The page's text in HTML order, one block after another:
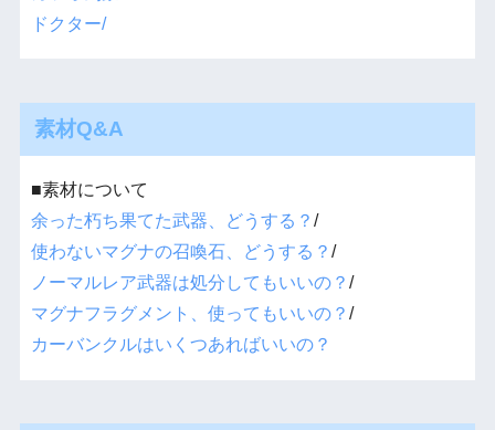
ドクター/
素材Q&A
■素材について
余った朽ち果てた武器、どうする？ /
使わないマグナの召喚石、どうする？ /
ノーマルレア武器は処分してもいいの？ /
マグナフラグメント、使ってもいいの？ /
カーバンクルはいくつあればいいの？